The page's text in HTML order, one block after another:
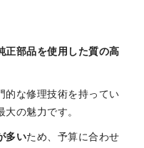
正部品を使用した質の高
的な修理技術を持ってい
の魅力です。
多いため、予算に合わせ